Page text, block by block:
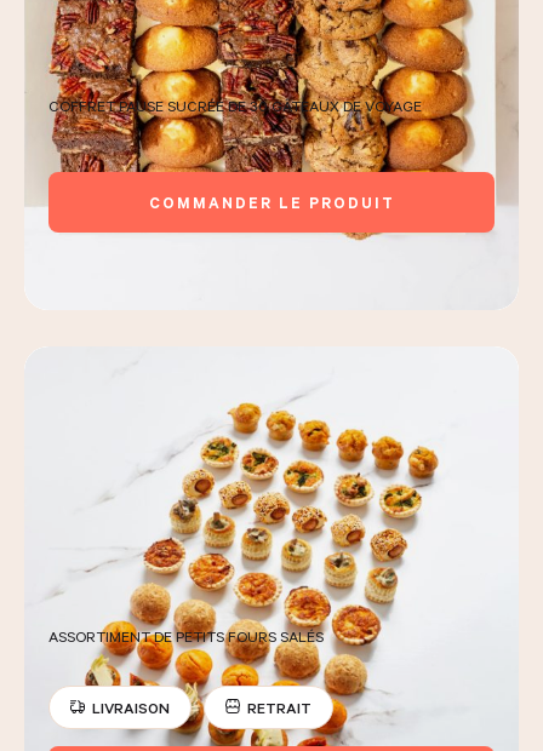
COFFRET PAUSE SUCRÉE DE 30 GÂTEAUX DE VOYAGE
COMMANDER LE PRODUIT
ASSORTIMENT DE PETITS FOURS SALÉS
LIVRAISON RETRAIT